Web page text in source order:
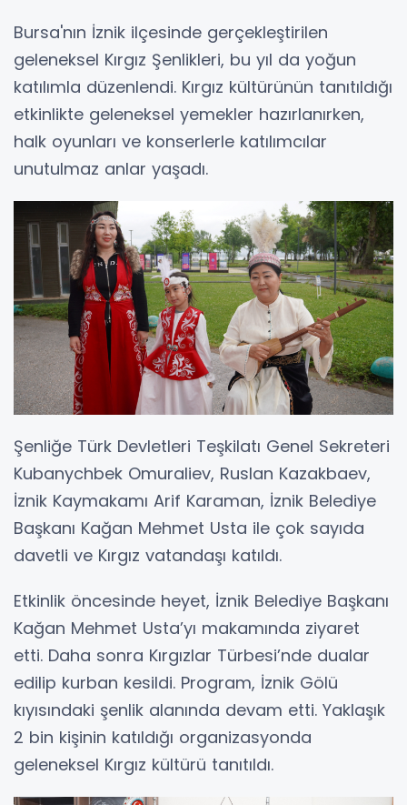
Bursa'nın İznik ilçesinde gerçekleştirilen
geleneksel Kırgız Şenlikleri, bu yıl da yoğun
katılımla düzenlendi. Kırgız kültürünün tanıtıldığı
etkinlikte geleneksel yemekler hazırlanırken,
halk oyunları ve konserlerle katılımcılar
unutulmaz anlar yaşadı.
Şenliğe Türk Devletleri Teşkilatı Genel Sekreteri
Kubanychbek Omuraliev, Ruslan Kazakbaev,
İznik Kaymakamı Arif Karaman, İznik Belediye
Başkanı Kağan Mehmet Usta ile çok sayıda
davetli ve Kırgız vatandaşı katıldı.
Etkinlik öncesinde heyet, İznik Belediye Başkanı
Kağan Mehmet Usta’yı makamında ziyaret
etti. Daha sonra Kırgızlar Türbesi’nde dualar
edilip kurban kesildi. Program, İznik Gölü
kıyısındaki şenlik alanında devam etti. Yaklaşık
2 bin kişinin katıldığı organizasyonda
geleneksel Kırgız kültürü tanıtıldı.